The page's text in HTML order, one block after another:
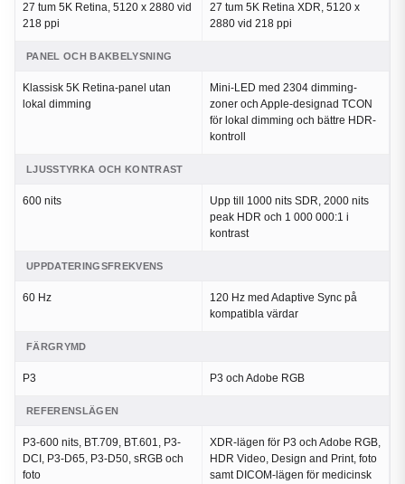
27 tum 5K Retina, 5120 x 2880 vid
218 ppi
27 tum 5K Retina XDR, 5120 x
2880 vid 218 ppi
PANEL OCH BAKBELYSNING
Klassisk 5K Retina-panel utan
lokal dimming
Mini-LED med 2304 dimming-
zoner och Apple-designad TCON
för lokal dimming och bättre HDR-
kontroll
LJUSSTYRKA OCH KONTRAST
600 nits
Upp till 1000 nits SDR, 2000 nits
peak HDR och 1 000 000:1 i
kontrast
UPPDATERINGSFREKVENS
60 Hz
120 Hz med Adaptive Sync på
kompatibla värdar
FÄRGRYMD
P3 P3 och Adobe RGB
REFERENSLÄGEN
P3-600 nits, BT.709, BT.601, P3-
DCI, P3-D65, P3-D50, sRGB och
foto
XDR-lägen för P3 och Adobe RGB,
HDR Video, Design and Print, foto
samt DICOM-lägen för medicinsk